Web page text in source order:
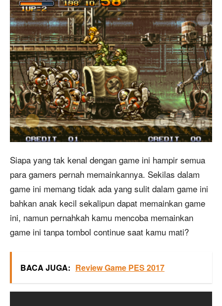
Siapa yang tak kenal dengan game ini hampir semua
para gamers pernah memainkannya. Sekilas dalam
game ini memang tidak ada yang sulit dalam game ini
bahkan anak kecil sekalipun dapat memainkan game
ini, namun pernahkah kamu mencoba memainkan
game ini tanpa tombol continue saat kamu mati?
BACA JUGA: Review Game PES 2017